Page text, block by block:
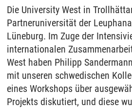
Die University West in
Partneruniversität der
Lüneburg. Im Zuge der
internationalen
West haben Philipp
mit unseren schwedischen
eines Workshops über
Projekts diskutiert, und diese